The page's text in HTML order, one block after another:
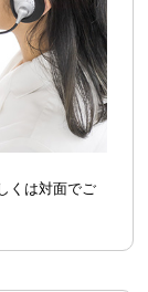
くは対面でご